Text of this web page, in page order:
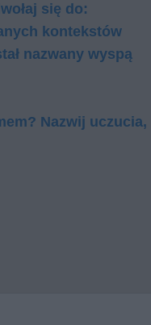
się do:
kontekstów
nazwany wyspą
Nazwij uczucia,